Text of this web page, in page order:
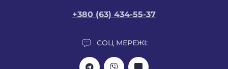
+380 (63) 434-55-37
СОЦ МЕРЕЖІ: